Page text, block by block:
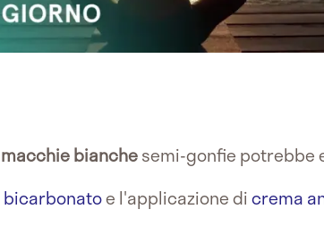
macchie bianchesemi-gonfie potrebbe
bicarbonatoe l'applicazione dicrema